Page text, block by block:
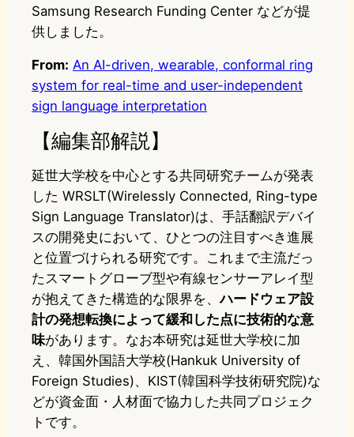
Samsung Research Funding Center などが提
供しました。
From: An AI-driven, wearable, conformal ring
system for real-time and user-independent
sign language interpretation
【編集部解説】
延世大学校を中心とする共同研究チームが発表
した WRSLT(Wirelessly Connected, Ring-type
Sign Language Translator)は、手話翻訳デバイ
スの開発史において、ひとつの注目すべき進展
と位置づけられる研究です。これまで主流だっ
たスマートグローブ型や有線センサーアレイ型
が抱えてきた構造的な限界を、ハードウェア設
計の発想転換によって緩和した点に技術的な意
味があります。なお本研究は延世大学校に加
え、韓国外国語大学校(Hankuk University of
Foreign Studies)、KIST(韓国科学技術研究院)な
どが資金面・人材面で協力した共同プロジェク
トです。